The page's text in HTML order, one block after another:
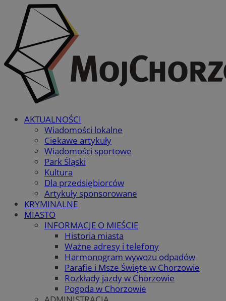
AKTUALNOŚCI
Wiadomości lokalne
Ciekawe artykuły
Wiadomości sportowe
Park Śląski
Kultura
Dla przedsiębiorców
Artykuły sponsorowane
KRYMINALNE
MIASTO
INFORMACJE O MIEŚCIE
Historia miasta
Ważne adresy i telefony
Harmonogram wywozu odpadów
Parafie i Msze Święte w Chorzowie
Rozkłady jazdy w Chorzowie
Pogoda w Chorzowie